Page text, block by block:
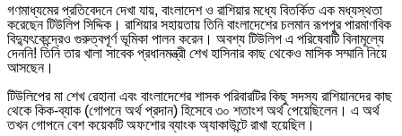
গণমাধ্যমের প্রতিবেদনে দেখা যায়, বাংলাদেশ ও রাশিয়ার মধ্যে বিতর্কিত এক মধ্যস্থতা
করেছেন টিউলিপ সিদ্দিক। রাশিয়ার সহায়তায় তিনি বাংলাদেশের চলমান রূপপুর পারমাণবিক
বিদ্যুৎকেন্দ্রেও গুরুত্বপূর্ণ ভূমিকা পালন করেন। অবশ্য টিউলিপ এ পরিষেবাটি বিনামূল্যে
দেননি! তিনি তার খালা সাবেক প্রধানমন্ত্রী শেখ হাসিনার কাছ থেকেও মাসিক সম্মানি নিয়ে
আসছেন।
টিউলিপের মা শেখ রেহানা এবং বাংলাদেশের শাসক পরিবারটির কিছু সদস্য রাশিয়ানদের কাছ
থেকে কিক-ব্যাক (গোপনে অর্থ প্রদান) হিসেবে ৩০ শতাংশ অর্থ পেয়েছিলেন। এ অর্থ
তখন গোপনে বেশ কয়েকটি অফশোর ব্যাংক অ্যাকাউন্টে রাখা হয়েছিল।